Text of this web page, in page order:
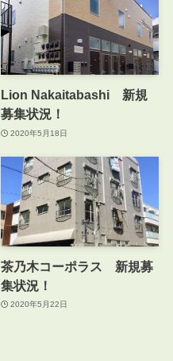
Lion Nakaitabashi 新規
募集状況！
2020年5月18日
茶乃木コーポラス 新規募
集状況！
2020年5月22日